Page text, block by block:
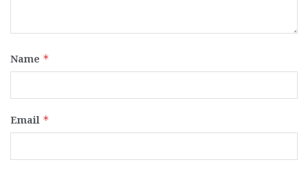
Name *
Email *